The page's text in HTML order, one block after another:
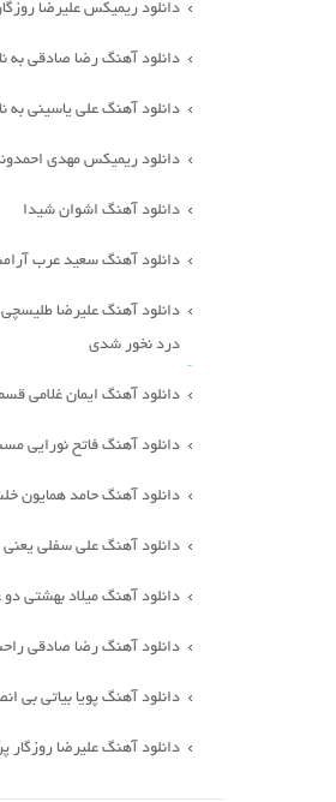
دانلود ریمیکس علیرضا
دانلود آهنگ رضا صادقی به
دانلود آهنگ علی یاسینی به
دانلود ریمیکس مهدی
دانلود آهنگ اشوان شیدا
دانلود آهنگ سعید عرب
دانلود آهنگ علیرضا
درد نخور شدی
دانلود آهنگ ایمان غلامی
دانلود آهنگ فاتح نورایی
دانلود آهنگ حامد همایون
دانلود آهنگ علی سفلی
دانلود آهنگ میلاد بهشتی دو
دانلود آهنگ رضا صادقی
دانلود آهنگ پویا بیاتی بی
دانلود آهنگ علیرضا روزگار